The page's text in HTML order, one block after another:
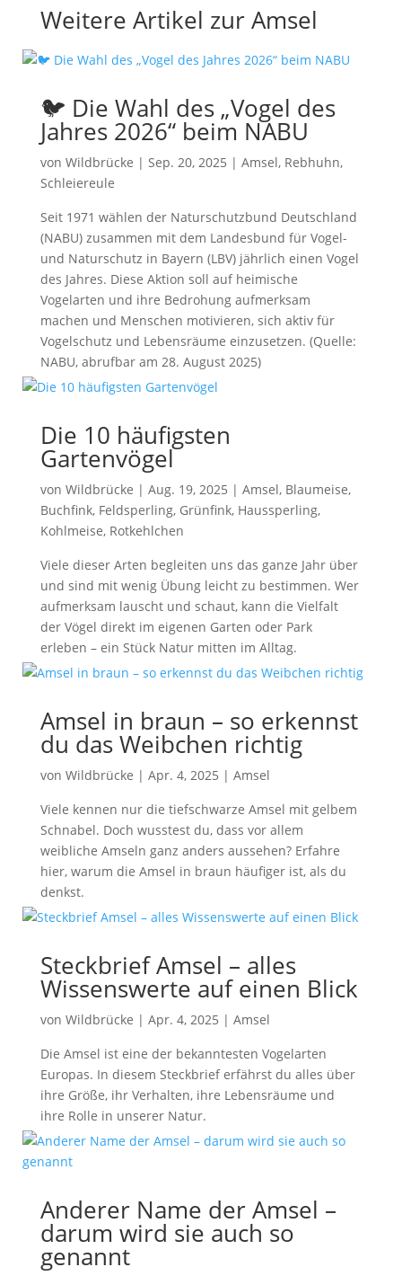
Weitere Artikel zur Amsel
🐦 Die Wahl des „Vogel des
Jahres 2026“ beim NABU
von Wildbrücke | Sep. 20, 2025 | Amsel, Rebhuhn,
Schleiereule
Seit 1971 wählen der Naturschutzbund Deutschland
(NABU) zusammen mit dem Landesbund für Vogel-
und Naturschutz in Bayern (LBV) jährlich einen Vogel
des Jahres. Diese Aktion soll auf heimische
Vogelarten und ihre Bedrohung aufmerksam
machen und Menschen motivieren, sich aktiv für
Vogelschutz und Lebensräume einzusetzen. (Quelle:
NABU, abrufbar am 28. August 2025)
Die 10 häufigsten
Gartenvögel
von Wildbrücke | Aug. 19, 2025 | Amsel, Blaumeise,
Buchfink, Feldsperling, Grünfink, Haussperling,
Kohlmeise, Rotkehlchen
Viele dieser Arten begleiten uns das ganze Jahr über
und sind mit wenig Übung leicht zu bestimmen. Wer
aufmerksam lauscht und schaut, kann die Vielfalt
der Vögel direkt im eigenen Garten oder Park
erleben – ein Stück Natur mitten im Alltag.
Amsel in braun – so erkennst
du das Weibchen richtig
von Wildbrücke | Apr. 4, 2025 | Amsel
Viele kennen nur die tiefschwarze Amsel mit gelbem
Schnabel. Doch wusstest du, dass vor allem
weibliche Amseln ganz anders aussehen? Erfahre
hier, warum die Amsel in braun häufiger ist, als du
denkst.
Steckbrief Amsel – alles
Wissenswerte auf einen Blick
von Wildbrücke | Apr. 4, 2025 | Amsel
Die Amsel ist eine der bekanntesten Vogelarten
Europas. In diesem Steckbrief erfährst du alles über
ihre Größe, ihr Verhalten, ihre Lebensräume und
ihre Rolle in unserer Natur.
Anderer Name der Amsel –
darum wird sie auch so
genannt